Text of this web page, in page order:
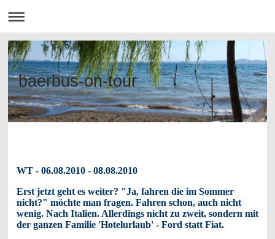
baerbus-on-tour
WT - 06.08.2010 - 08.08.2010
Erst jetzt geht es weiter? "Ja, fahren die im Sommer
nicht?" möchte man fragen. Fahren schon, auch nicht
wenig. Nach Italien. Allerdings nicht zu zweit, sondern mit
der ganzen Familie 'Hotelurlaub' - Ford statt Fiat.